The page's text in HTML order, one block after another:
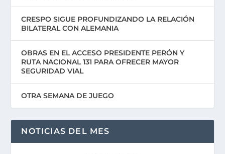
CRESPO SIGUE PROFUNDIZANDO LA RELACIÓN
BILATERAL CON ALEMANIA
OBRAS EN EL ACCESO PRESIDENTE PERÓN Y
RUTA NACIONAL 131 PARA OFRECER MAYOR
SEGURIDAD VIAL
OTRA SEMANA DE JUEGO
NOTICIAS DEL MES